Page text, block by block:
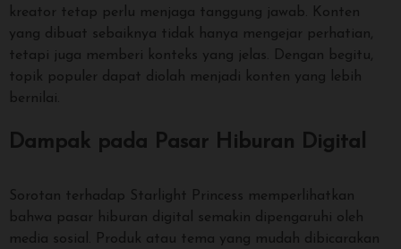
kreator tetap perlu menjaga tanggung jawab. Konten
yang dibuat sebaiknya tidak hanya mengejar perhatian,
tetapi juga memberi konteks yang jelas. Dengan begitu,
topik populer dapat diolah menjadi konten yang lebih
bernilai.
Dampak pada Pasar Hiburan Digital
Sorotan terhadap Starlight Princess memperlihatkan
bahwa pasar hiburan digital semakin dipengaruhi oleh
media sosial. Produk atau tema yang mudah dibicarakan